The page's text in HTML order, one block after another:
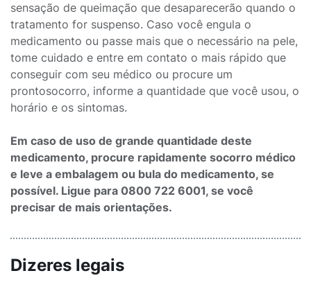
sensação de queimação que desaparecerão quando o
tratamento for suspenso. Caso você engula o
medicamento ou passe mais que o necessário na pele,
tome cuidado e entre em contato o mais rápido que
conseguir com seu médico ou procure um
prontosocorro, informe a quantidade que você usou, o
horário e os sintomas.
Em caso de uso de grande quantidade deste
medicamento, procure rapidamente socorro médico
e leve a embalagem ou bula do medicamento, se
possível. Ligue para 0800 722 6001, se você
precisar de mais orientações.
Dizeres legais